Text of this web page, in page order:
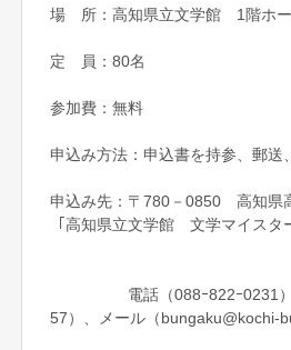
場 所：高知県立文学館 1階ホ
定 員：80名
参加費：無料
申込み方法：申込書を持参、郵送
申込み先：〒780－0850 高知県
「高知県立文学館 文学マイスタ
電話（088ｰ822ｰ0231）、
57）、メール（bungaku@kochi-